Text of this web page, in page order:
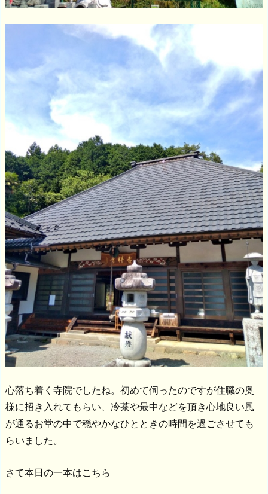
心落ち着く寺院でしたね。初めて伺ったのですが住職の奥
様に招き入れてもらい、冷茶や最中などを頂き心地良い風
が通るお堂の中で穏やかなひとときの時間を過ごさせても
らいました。
さて本日の一本はこちら